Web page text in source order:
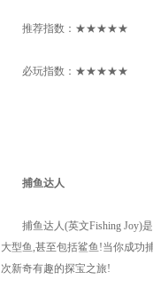
推荐指数：★★★★★
必玩指数：★★★★★
捕鱼达人
捕鱼达人(英文Fishing Joy)是
大型鱼,甚至包括鲨鱼!当你成功
次新奇有趣的探宝之旅!